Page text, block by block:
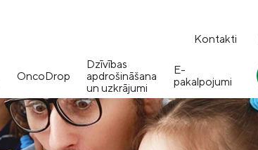
Kontakti
OncoDrop
Dzīvības
apdrošināšana
un uzkrājumi
E-
pakalpojumi